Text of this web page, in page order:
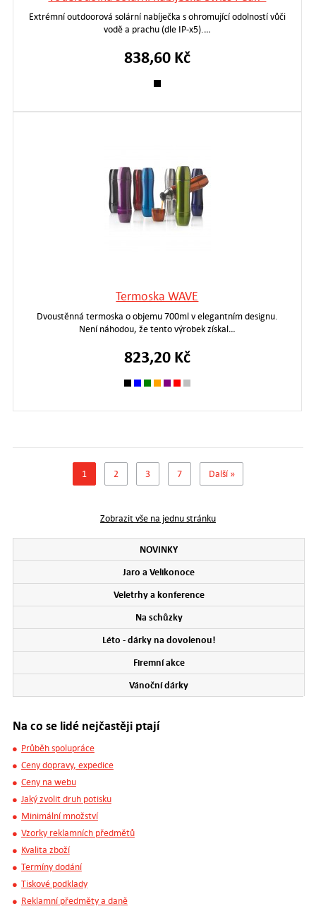
Extrémní outdoorová solární nabíječka s ohromující odolností vůči
vodě a prachu (dle IP-x5).…
838,60 Kč
Termoska WAVE
Dvoustěnná termoska o objemu 700ml v elegantním designu.
Není náhodou, že tento výrobek získal…
823,20 Kč
1 2 3 7 Další »
Zobrazit vše na jednu stránku
NOVINKY
Jaro a Velikonoce
Veletrhy a konference
Na schůzky
Léto - dárky na dovolenou!
Firemní akce
Vánoční dárky
Na co se lidé nejčastěji ptají
Průběh spolupráce
Ceny dopravy, expedice
Ceny na webu
Jaký zvolit druh potisku
Minimální množství
Vzorky reklamních předmětů
Kvalita zboží
Termíny dodání
Tiskové podklady
Reklamní předměty a daně